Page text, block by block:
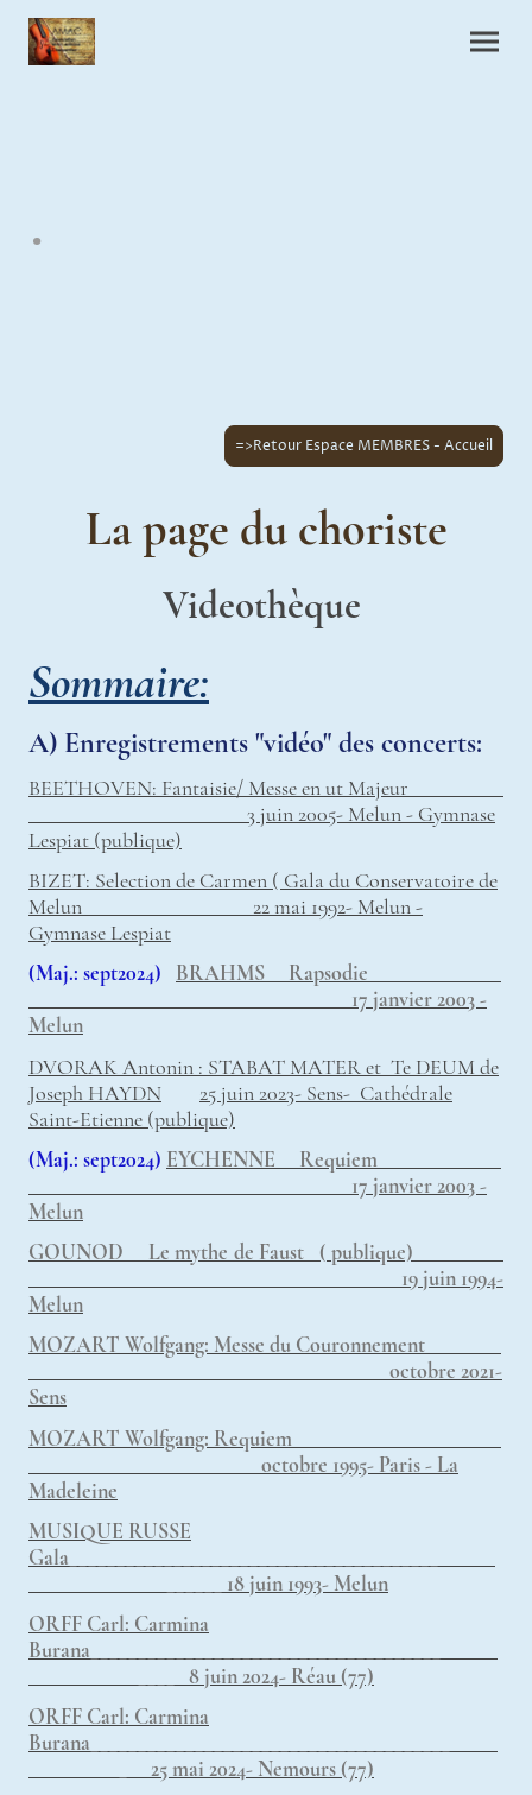
.
=>Retour Espace MEMBRES - Accueil
La page du choriste
Videothèque
Sommaire:
A) Enregistrements "vidéo" des concerts:
BEETHOVEN: Fantaisie/ Messe en ut Majeur
3 juin 2005- Melun - Gymnase
Lespiat (publique)
BIZET: Selection de Carmen ( Gala du Conservatoire de
Melun 22 mai 1992- Melun -
Gymnase Lespiat
(Maj.: sept2024)
BRAHMS Rapsodie
17 janvier 2003 -
Melun
DVORAK Antonin : STABAT MATER et Te DEUM de
Joseph HAYDN
25 juin 2023- Sens- Cathédrale
Saint-Etienne (publique)
(Maj.: sept2024) EYCHENNE Requiem
17 janvier 2003 -
Melun
GOUNOD Le mythe de Faust ( publique)
19 juin 1994-
Melun
MOZART Wolfgang: Messe du Couronnement
octobre 2021-
Sens
MOZART Wolfgang: Requiem
octobre 1995- Paris - La
Madeleine
MUSIQUE RUSSE
Gala_______________________________________
______ 18 juin 1993- Melun
ORFF Carl: Carmina
Burana_____________________________________
____ 8 juin 2024- Réau (77)
ORFF Carl: Carmina
Burana______________________________________
_ 25 mai 2024- Nemours (77)